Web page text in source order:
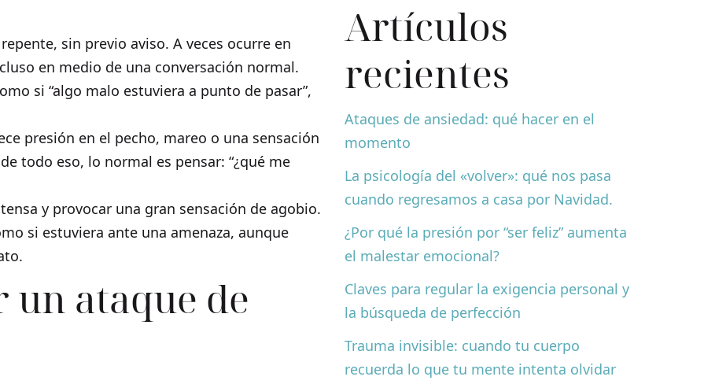
sin previo aviso. A veces ocurre en
en medio de una conversación normal.
si “algo malo estuviera a punto de pasar”,
presión en el pecho, mareo o una sensación
todo eso, lo normal es pensar: “¿qué me
y provocar una gran sensación de agobio.
si estuviera ante una amenaza, aunque
un ataque de
Artículos
recientes
Ataques de ansiedad: qué hacer en el
momento
La psicología del «volver»: qué nos pasa
cuando regresamos a casa por Navidad.
¿Por qué la presión por “ser feliz” aumenta
el malestar emocional?
Claves para regular la exigencia personal y
la búsqueda de perfección
Trauma invisible: cuando tu cuerpo
recuerda lo que tu mente intenta olvidar